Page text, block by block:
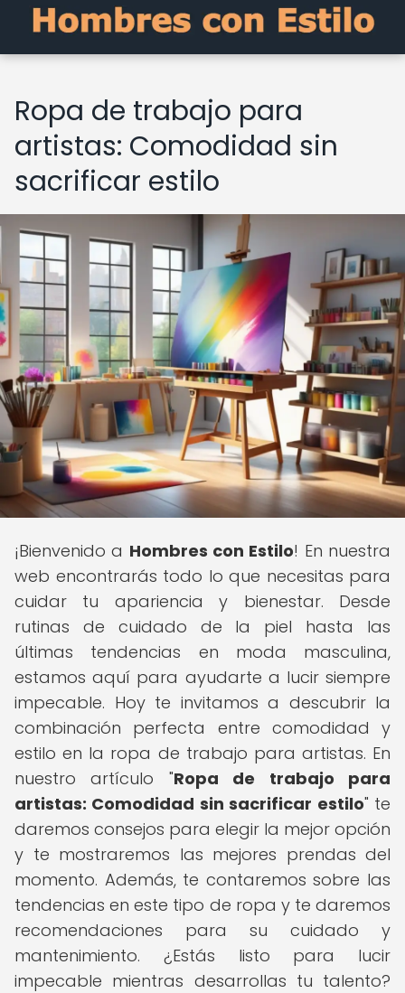
Ropa de trabajo para
artistas: Comodidad sin
sacrificar estilo
¡Bienvenido a Hombres con Estilo! En nuestra
web encontrarás todo lo que necesitas para
cuidar tu apariencia y bienestar. Desde
rutinas de cuidado de la piel hasta las
últimas tendencias en moda masculina,
estamos aquí para ayudarte a lucir siempre
impecable. Hoy te invitamos a descubrir la
combinación perfecta entre comodidad y
estilo en la ropa de trabajo para artistas. En
nuestro artículo "Ropa de trabajo para
artistas: Comodidad sin sacrificar estilo" te
daremos consejos para elegir la mejor opción
y te mostraremos las mejores prendas del
momento. Además, te contaremos sobre las
tendencias en este tipo de ropa y te daremos
recomendaciones para su cuidado y
mantenimiento. ¿Estás listo para lucir
impecable mientras desarrollas tu talento?